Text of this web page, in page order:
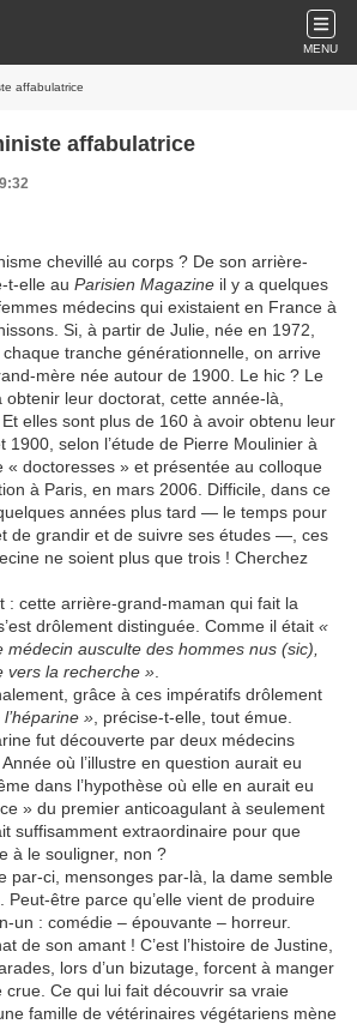
MENU
affabulatrice
affabulatrice
chevillé au corps ? De son arrière-
t-elle au Parisien Magazine il y a quelques
médecins qui existaient en France à
Si, à partir de Julie, née en 1972,
tranche générationnelle, on arrive
mère née autour de 1900. Le hic ? Le
leur doctorat, cette année-là,
elles sont plus de 160 à avoir obtenu leur
1900, selon l’étude de Pierre Moulinier à
« doctoresses » et présentée au colloque
à Paris, en mars 2006. Difficile, dans ce
années plus tard — le temps pour
de grandir et de suivre ses études —, ces
ne soient plus que trois ! Cherchez
: cette arrière-grand-maman qui fait la
drôlement distinguée. Comme il était «
médecin ausculte des hommes nus (sic),
vers la recherche »
grâce à ces impératifs drôlement
» , précise-t-elle, tout émue.
fut découverte par deux médecins
où l’illustre en question aurait eu
dans l’hypothèse où elle en aurait eu
» du premier anticoagulant à seulement
suffisamment extraordinaire pour que
à le souligner, non ?
par-ci, mensonges par-là, la dame semble
Peut-être parce qu’elle vient de produire
un : comédie – épouvante – horreur.
de son amant ! C’est l’histoire de Justine,
lors d’un bizutage, forcent à manger
crue. Ce qui lui fait découvrir sa vraie
famille de vétérinaires végétariens mène